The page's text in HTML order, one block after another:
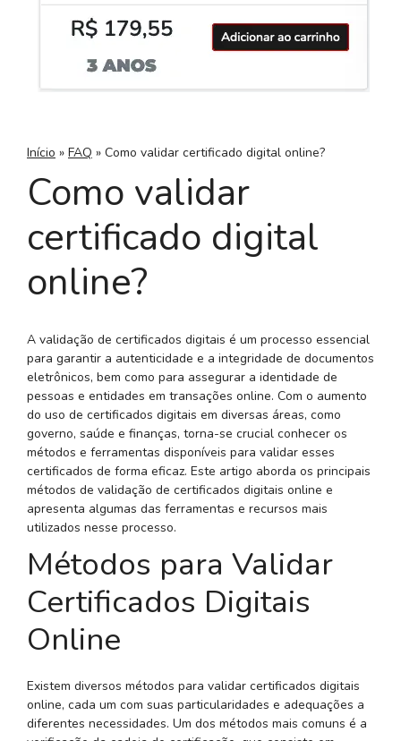
Início » FAQ » Como validar certificado digital online?
Como validar
certificado digital
online?
A validação de certificados digitais é um processo essencial
para garantir a autenticidade e a integridade de documentos
eletrônicos, bem como para assegurar a identidade de
pessoas e entidades em transações online. Com o aumento
do uso de certificados digitais em diversas áreas, como
governo, saúde e finanças, torna-se crucial conhecer os
métodos e ferramentas disponíveis para validar esses
certificados de forma eficaz. Este artigo aborda os principais
métodos de validação de certificados digitais online e
apresenta algumas das ferramentas e recursos mais
utilizados nesse processo.
Métodos para Validar
Certificados Digitais
Online
Existem diversos métodos para validar certificados digitais
online, cada um com suas particularidades e adequações a
diferentes necessidades. Um dos métodos mais comuns é a